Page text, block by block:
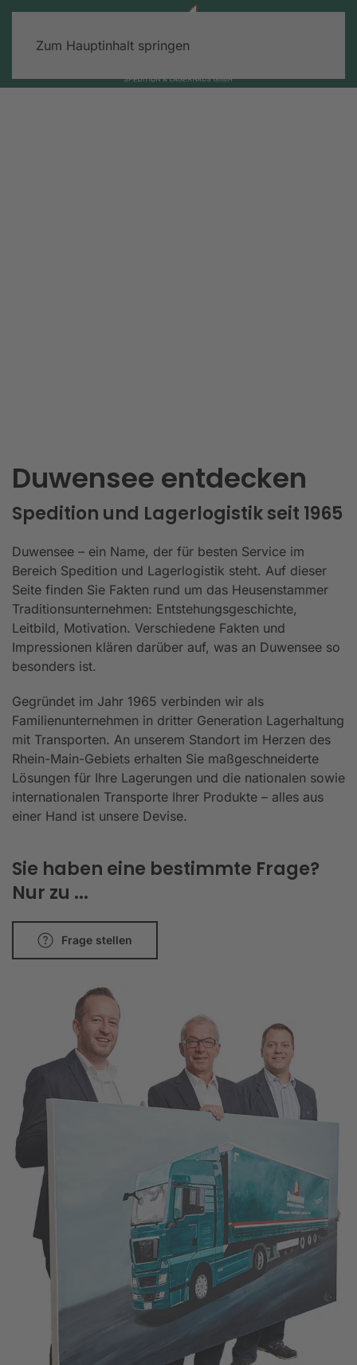
Zum Hauptinhalt springen
Duwensee entdecken
Spedition und Lagerlogistik seit 1965
Duwensee – ein Name, der für besten Service im
Bereich Spedition und Lagerlogistik steht. Auf dieser
Seite finden Sie Fakten rund um das Heusenstammer
Traditionsunternehmen: Entstehungsgeschichte,
Leitbild, Motivation. Verschiedene Fakten und
Impressionen klären darüber auf, was an Duwensee so
besonders ist.
Gegründet im Jahr 1965 verbinden wir als
Familienunternehmen in dritter Generation Lagerhaltung
mit Transporten. An unserem Standort im Herzen des
Rhein-Main-Gebiets erhalten Sie maßgeschneiderte
Lösungen für Ihre Lagerungen und die nationalen sowie
internationalen Transporte Ihrer Produkte – alles aus
einer Hand ist unsere Devise.
Sie haben eine bestimmte Frage?
Nur zu ...
Frage stellen